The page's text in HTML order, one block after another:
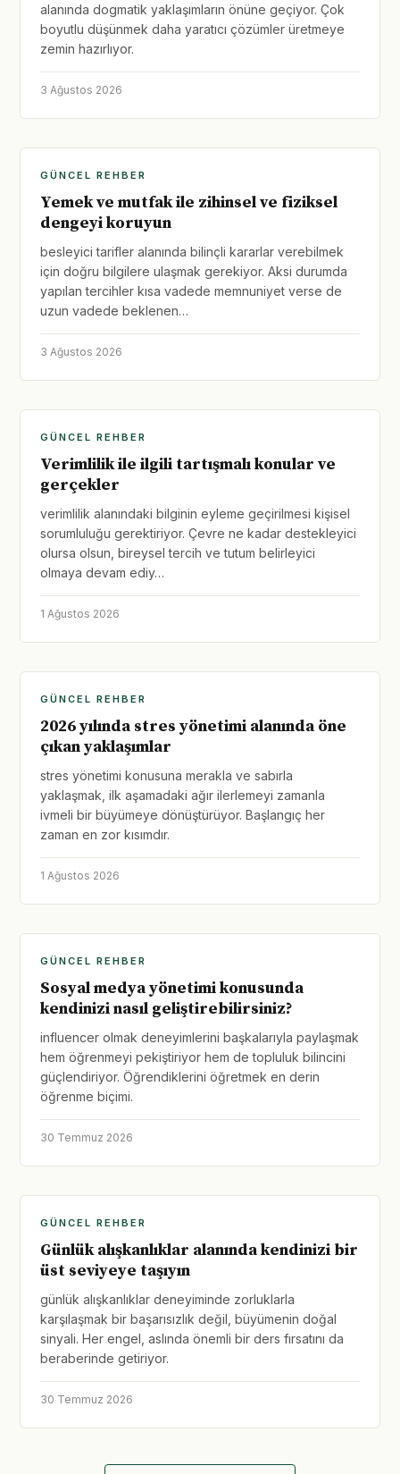
alanında dogmatik yaklaşımların önüne geçiyor. Çok
boyutlu düşünmek daha yaratıcı çözümler üretmeye
zemin hazırlıyor.
3 Ağustos 2026
GÜNCEL REHBER
Yemek ve mutfak ile zihinsel ve fiziksel
dengeyi koruyun
besleyici tarifler alanında bilinçli kararlar verebilmek
için doğru bilgilere ulaşmak gerekiyor. Aksi durumda
yapılan tercihler kısa vadede memnuniyet verse de
uzun vadede beklenen…
3 Ağustos 2026
GÜNCEL REHBER
Verimlilik ile ilgili tartışmalı konular ve
gerçekler
verimlilik alanındaki bilginin eyleme geçirilmesi kişisel
sorumluluğu gerektiriyor. Çevre ne kadar destekleyici
olursa olsun, bireysel tercih ve tutum belirleyici
olmaya devam ediy…
1 Ağustos 2026
GÜNCEL REHBER
2026 yılında stres yönetimi alanında öne
çıkan yaklaşımlar
stres yönetimi konusuna merakla ve sabırla
yaklaşmak, ilk aşamadaki ağır ilerlemeyi zamanla
ivmeli bir büyümeye dönüştürüyor. Başlangıç her
zaman en zor kısımdır.
1 Ağustos 2026
GÜNCEL REHBER
Sosyal medya yönetimi konusunda
kendinizi nasıl geliştirebilirsiniz?
influencer olmak deneyimlerini başkalarıyla paylaşmak
hem öğrenmeyi pekiştiriyor hem de topluluk bilincini
güçlendiriyor. Öğrendiklerini öğretmek en derin
öğrenme biçimi.
30 Temmuz 2026
GÜNCEL REHBER
Günlük alışkanlıklar alanında kendinizi bir
üst seviyeye taşıyın
günlük alışkanlıklar deneyiminde zorluklarla
karşılaşmak bir başarısızlık değil, büyümenin doğal
sinyali. Her engel, aslında önemli bir ders fırsatını da
beraberinde getiriyor.
30 Temmuz 2026